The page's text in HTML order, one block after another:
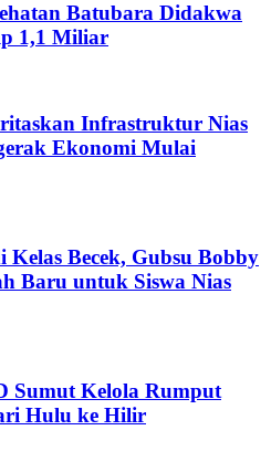
Batubara Didakwa
1,1 Miliar
Infrastruktur Nias
Ekonomi Mulai
Becek, Gubsu Bobby
Baru untuk Siswa Nias
Sumut Kelola Rumput
Hulu ke Hilir